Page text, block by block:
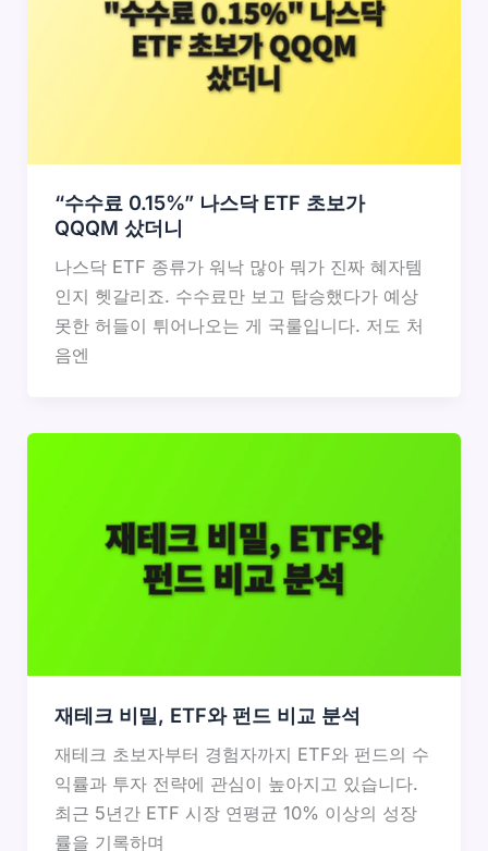
“수수료 0.15%” 나스닥 ETF 초보가
QQQM 샀더니
나스닥 ETF 종류가 워낙 많아 뭐가 진짜 혜자템
인지 헷갈리죠. 수수료만 보고 탑승했다가 예상
못한 허들이 튀어나오는 게 국룰입니다. 저도 처
음엔
재테크 비밀, ETF와 펀드 비교 분석
재테크 초보자부터 경험자까지 ETF와 펀드의 수
익률과 투자 전략에 관심이 높아지고 있습니다.
최근 5년간 ETF 시장 연평균 10% 이상의 성장
률을 기록하며